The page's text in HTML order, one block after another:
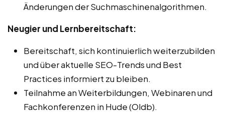
Änderungen der Suchmaschinenalgorithmen.
Neugier und Lernbereitschaft:
Bereitschaft, sich kontinuierlich weiterzubilden
und über aktuelle SEO-Trends und Best
Practices informiert zu bleiben.
Teilnahme an Weiterbildungen, Webinaren und
Fachkonferenzen in Hude (Oldb).